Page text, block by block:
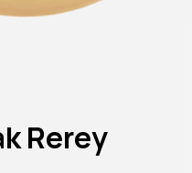
Rerey